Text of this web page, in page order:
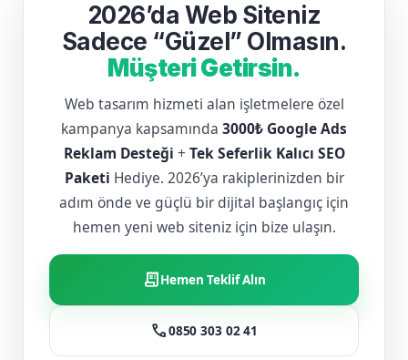
2026’da Web Siteniz
Sadece “Güzel” Olmasın.
Müşteri Getirsin.
Web tasarım hizmeti alan işletmelere özel
kampanya kapsamında 3000₺ Google Ads
Reklam Desteği + Tek Seferlik Kalıcı SEO
Paketi Hediye. 2026’ya rakiplerinizden bir
adım önde ve güçlü bir dijital başlangıç için
hemen yeni web siteniz için bize ulaşın.
receipt_longHemen Teklif Alın
call0850 303 02 41